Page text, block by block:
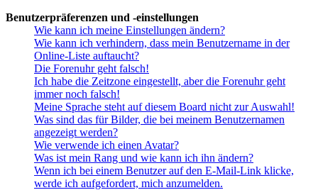
Benutzerpräferenzen und -einstellungen
Wie kann ich meine Einstellungen ändern?
Wie kann ich verhindern, dass mein Benutzername in der
Online-Liste auftaucht?
Die Forenuhr geht falsch!
Ich habe die Zeitzone eingestellt, aber die Forenuhr geht
immer noch falsch!
Meine Sprache steht auf diesem Board nicht zur Auswahl!
Was sind das für Bilder, die bei meinem Benutzernamen
angezeigt werden?
Wie verwende ich einen Avatar?
Was ist mein Rang und wie kann ich ihn ändern?
Wenn ich bei einem Benutzer auf den E-Mail-Link klicke,
werde ich aufgefordert, mich anzumelden.